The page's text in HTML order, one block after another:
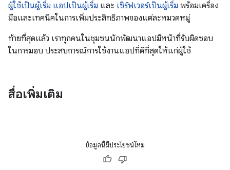
ผู้ใช้เป็นผู้เริ่ม แอปเป็นผู้เริ่ม และ เซิร์ฟเวอร์เป็นผู้เริ่ม พร้อมเครื่อง
มือและเทคนิคในการเพิ่มประสิทธิภาพของแต่ละหมวดหมู่
ท้ายที่สุดแล้ว เราทุกคนในชุมชนนักพัฒนาแอปมีหน้าที่รับผิดชอบ
ในการมอบ ประสบการณ์การใช้งานแอปที่ดีที่สุดให้แก่ผู้ใช้
สื่อเพิ่มเติม
ข้อมูลนี้มีประโยชน์ไหม